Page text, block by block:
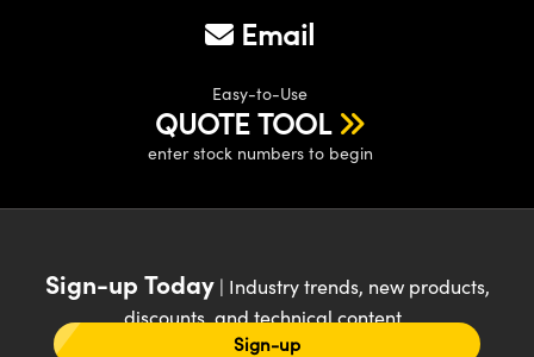
Email
Easy-to-Use
QUOTE TOOL
enter stock numbers to begin
Sign-up Today| Industry trends, new products,
discounts, and technical content
Sign-up